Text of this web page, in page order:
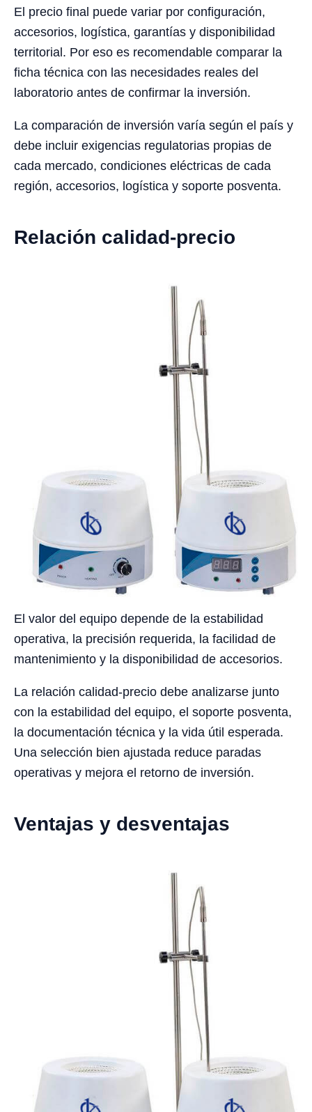
El precio final puede variar por configuración,
accesorios, logística, garantías y disponibilidad
territorial. Por eso es recomendable comparar la
ficha técnica con las necesidades reales del
laboratorio antes de confirmar la inversión.
La comparación de inversión varía según el país y
debe incluir exigencias regulatorias propias de
cada mercado, condiciones eléctricas de cada
región, accesorios, logística y soporte posventa.
Relación calidad-precio
El valor del equipo depende de la estabilidad
operativa, la precisión requerida, la facilidad de
mantenimiento y la disponibilidad de accesorios.
La relación calidad-precio debe analizarse junto
con la estabilidad del equipo, el soporte posventa,
la documentación técnica y la vida útil esperada.
Una selección bien ajustada reduce paradas
operativas y mejora el retorno de inversión.
Ventajas y desventajas